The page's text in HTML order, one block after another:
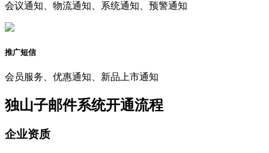
会议通知、物流通知、系统通知、预警通知
推广短信
会员服务、优惠通知、新品上市通知
独山子邮件系统开通流程
企业资质